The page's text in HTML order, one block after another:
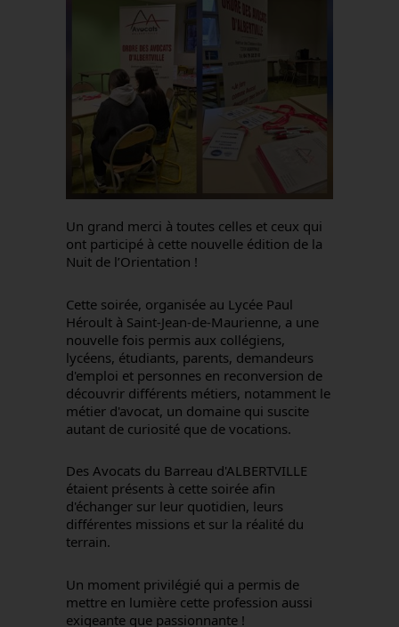
Un grand merci à toutes celles et ceux qui
ont participé à cette nouvelle édition de la
Nuit de l’Orientation !
Cette soirée, organisée au Lycée Paul
Héroult à Saint-Jean-de-Maurienne, a une
nouvelle fois permis aux collégiens,
lycéens, étudiants, parents, demandeurs
d'emploi et personnes en reconversion de
découvrir différents métiers, notamment le
métier d'avocat, un domaine qui suscite
autant de curiosité que de vocations.
Des Avocats du Barreau d'ALBERTVILLE
étaient présents à cette soirée afin
d'échanger sur leur quotidien, leurs
différentes missions et sur la réalité du
terrain.
Un moment privilégié qui a permis de
mettre en lumière cette profession aussi
exigeante que passionnante !